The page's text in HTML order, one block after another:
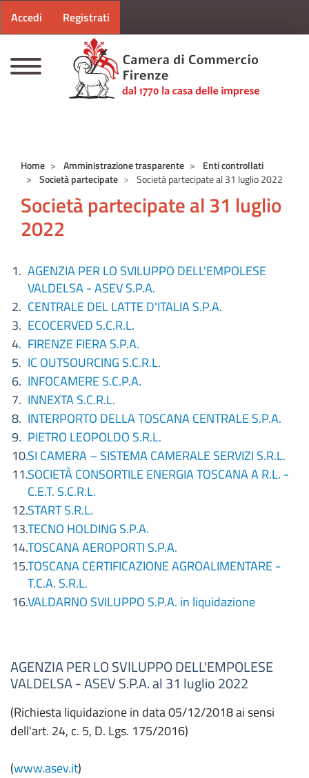
Menu profilo utente
Accedi Registrati
Home Amministrazione trasparente
Enti controllati
Società partecipate
Società partecipate al 31 luglio 2022
Società partecipate al 31 luglio
2022
AGENZIA PER LO SVILUPPO DELL'EMPOLESE
VALDELSA - ASEV S.P.A.
CENTRALE DEL LATTE D'ITALIA S.P.A.
ECOCERVED S.C.R.L.
FIRENZE FIERA S.P.A.
IC OUTSOURCING S.C.R.L.
INFOCAMERE S.C.P.A.
INNEXTA S.C.R.L.
INTERPORTO DELLA TOSCANA CENTRALE S.P.A.
PIETRO LEOPOLDO S.R.L.
SI CAMERA – SISTEMA CAMERALE SERVIZI S.R.L.
SOCIETÀ CONSORTILE ENERGIA TOSCANA A R.L. -
C.E.T. S.C.R.L.
START S.R.L.
TECNO HOLDING S.P.A.
TOSCANA AEROPORTI S.P.A.
TOSCANA CERTIFICAZIONE AGROALIMENTARE -
T.C.A. S.R.L.
VALDARNO SVILUPPO S.P.A. in liquidazione
AGENZIA PER LO SVILUPPO DELL'EMPOLESE
VALDELSA - ASEV S.P.A. al 31 luglio 2022
(Richiesta liquidazione in data 05/12/2018 ai sensi
dell'art. 24, c. 5, D. Lgs. 175/2016)
(www.asev.it)